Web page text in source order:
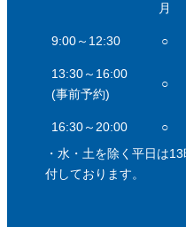
月
9:00～12:30 ○
13:30～16:00
(事前予約)
○
16:30～20:00 ○
・水・土を除く平日は
付しております。